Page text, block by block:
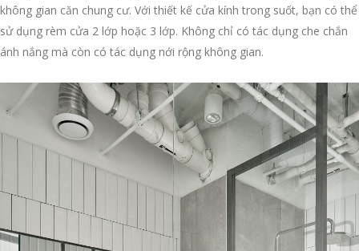
không gian căn chung cư. Với thiết kế cửa kính trong suốt, bạn có thể
sử dụng rèm cửa 2 lớp hoặc 3 lớp. Không chỉ có tác dụng che chắn
ánh nắng mà còn có tác dụng nới rộng không gian.